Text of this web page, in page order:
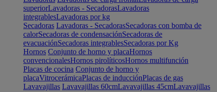
superiorLavadoras - SecadorasLavadoras
integrablesLavadoras por kg
Secadoras Lavadoras - SecadorasSecadoras con bomba de
calorSecadoras de condensaciónSecadoras de
evacuaciónSecadoras integrablesSecadoras por Kg
Hornos Conjunto de horno y placaHornos
convencionalesHornos pirolíticosHornos multifunción
Placas de cocina Conjunto de horno y
placaVitrocerámicaPlacas de inducciónPlacas de gas
Lavavajillas Lavavajillas 60cmLavavajillas 45cmLavavajillas